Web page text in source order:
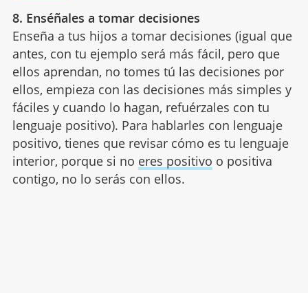
8. Enséñales a tomar decisiones
Enseña a tus hijos a tomar decisiones (igual que
antes, con tu ejemplo será más fácil, pero que
ellos aprendan, no tomes tú las decisiones por
ellos, empieza con las decisiones más simples y
fáciles y cuando lo hagan, refuérzales con tu
lenguaje positivo). Para hablarles con lenguaje
positivo, tienes que revisar cómo es tu lenguaje
interior, porque si no eres positivo o positiva
contigo, no lo serás con ellos.